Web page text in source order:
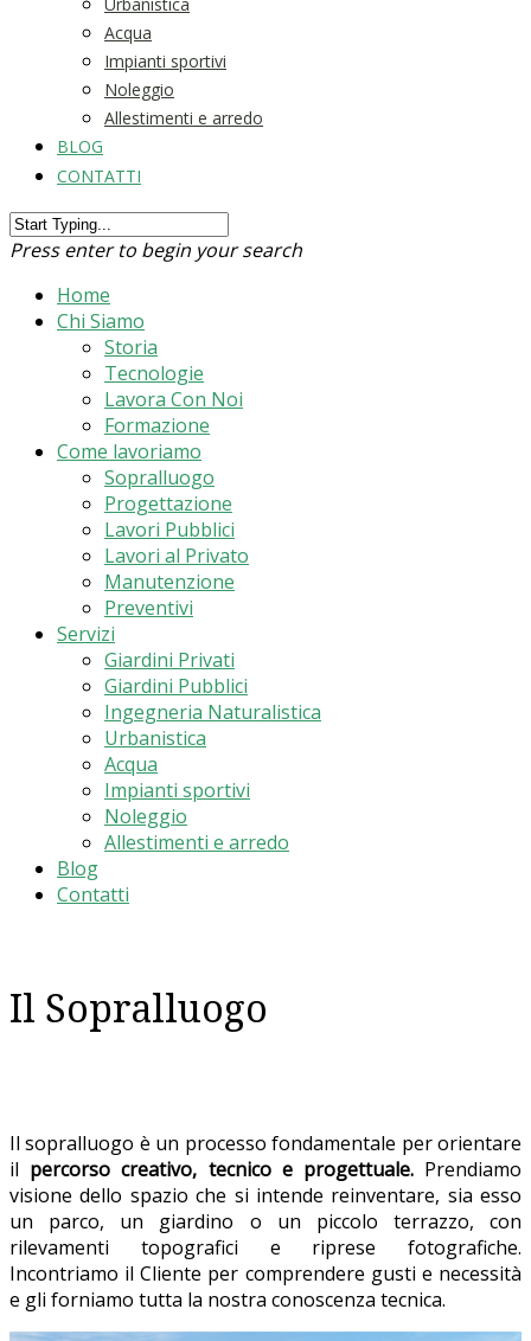
Acqua
Impianti sportivi
Noleggio
Allestimenti e arredo
BLOG
CONTATTI
Press enter to begin your search
Home
Chi Siamo
Storia
Tecnologie
Lavora Con Noi
Formazione
Come lavoriamo
Sopralluogo
Progettazione
Lavori Pubblici
Lavori al Privato
Manutenzione
Preventivi
Servizi
Giardini Privati
Giardini Pubblici
Ingegneria Naturalistica
Urbanistica
Acqua
Impianti sportivi
Noleggio
Allestimenti e arredo
Blog
Contatti
Il Sopralluogo
Il sopralluogo è un processo fondamentale per orientare
il percorso creativo, tecnico e progettuale.Prendiamo
visione dello spazio che si intende reinventare, sia esso
un parco, un giardino o un piccolo terrazzo, con
rilevamenti topografici e riprese fotografiche.
Incontriamo il Cliente per comprendere gusti e necessità
e gli forniamo tutta la nostra conoscenza tecnica.